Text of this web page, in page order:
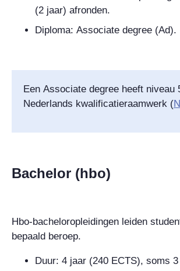
(2 jaar) afronden.
Diploma: Associate degree (Ad).
Een Associate degree heeft niveau
Nederlands kwalificatieraamwerk (
Bachelor (hbo)
Hbo-bacheloropleidingen leiden
bepaald beroep.
Duur: 4 jaar (240 ECTS), soms